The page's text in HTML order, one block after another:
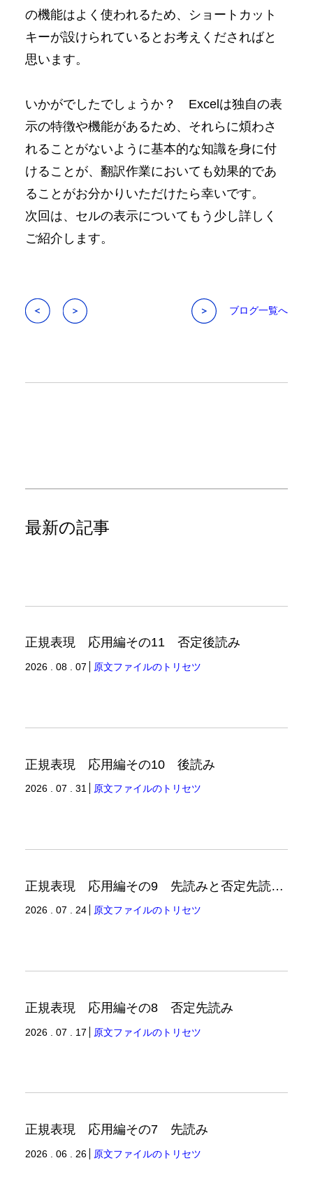
の機能はよく使われるため、ショートカット
キーが設けられているとお考えくださればと
思います。
いかがでしたでしょうか？ Excelは独自の表
示の特徴や機能があるため、それらに煩わさ
れることがないように基本的な知識を身に付
けることが、翻訳作業においても効果的であ
ることがお分かりいただけたら幸いです。
次回は、セルの表示についてもう少し詳しく
ご紹介します。
ブログ一覧へ
最新の記事
正規表現 応用編その11 否定後読み
2026 . 08 . 07 原文ファイルのトリセツ
正規表現 応用編その10 後読み
2026 . 07 . 31 原文ファイルのトリセツ
正規表現 応用編その9 先読みと否定先読みの例
2026 . 07 . 24 原文ファイルのトリセツ
正規表現 応用編その8 否定先読み
2026 . 07 . 17 原文ファイルのトリセツ
正規表現 応用編その7 先読み
2026 . 06 . 26 原文ファイルのトリセツ